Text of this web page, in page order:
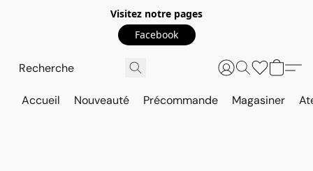
Visitez notre pages
Facebook
Accueil Nouveauté Précommande Magasiner